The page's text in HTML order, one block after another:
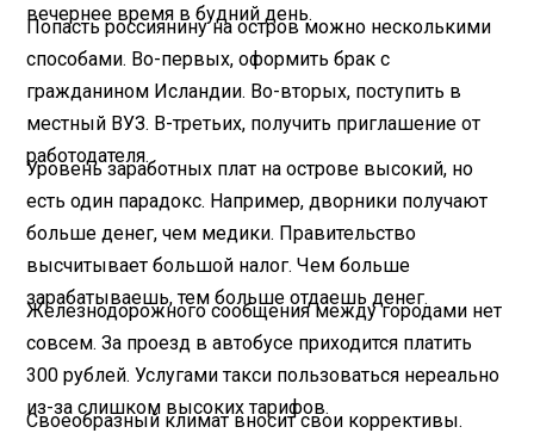
вечернее время в будний день.
Попасть россиянину на остров можно несколькими
способами. Во-первых, оформить брак с
гражданином Исландии. Во-вторых, поступить в
местный ВУЗ. В-третьих, получить приглашение от
работодателя.
Уровень заработных плат на острове высокий, но
есть один парадокс. Например, дворники получают
больше денег, чем медики. Правительство
высчитывает большой налог. Чем больше
зарабатываешь, тем больше отдаешь денег.
Железнодорожного сообщения между городами нет
совсем. За проезд в автобусе приходится платить
300 рублей. Услугами такси пользоваться нереально
из-за слишком высоких тарифов.
Своеобразный климат вносит свои коррективы.